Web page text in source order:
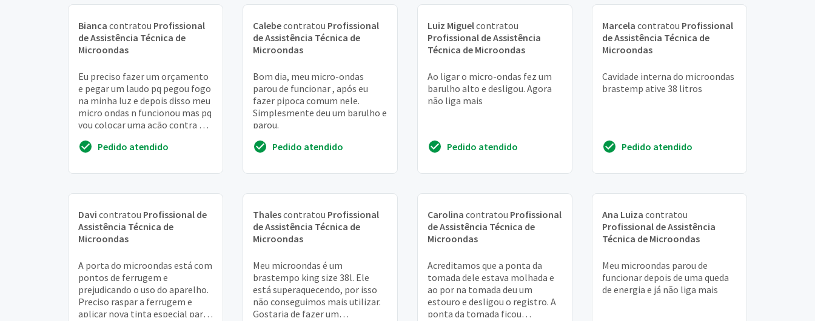
Bianca contratou Profissional
de Assistência Técnica de
Microondas
Eu preciso fazer um orçamento
e pegar um laudo pq pegou fogo
na minha luz e depois disso meu
micro ondas n funcionou mas pq
vou colocar uma ação contra a
Pedido atendido
Calebecontratou Profissional
de Assistência Técnica de
Microondas
Bom dia, meu micro-ondas
parou de funcionar , após eu
fazer pipoca comum nele.
Simplesmente deu um barulho e
parou.
Pedido atendido
Luiz Miguelcontratou
Profissional de Assistência
Técnica de Microondas
Ao ligar o micro-ondas fez um
barulho alto e desligou. Agora
não liga mais
Pedido atendido
Marcela contratou Profissional
de Assistência Técnica de
Microondas
Cavidade interna do microondas
brastemp ative 38 litros
Pedido atendido
Davi contratou Profissional de
Assistência Técnica de
Microondas
A porta do microondas está com
pontos de ferrugem e
prejudicando o uso do aparelho.
Preciso raspar a ferrugem e
aplicar nova tinta especial para
Thalescontratou Profissional
de Assistência Técnica de
Microondas
Meu microondas é um
brastempo king size 38l. Ele
está superaquecendo, por isso
não conseguimos mais utilizar.
Gostaria de fazer um
Carolina contratou Profissional
de Assistência Técnica de
Microondas
Acreditamos que a ponta da
tomada dele estava molhada e
ao por na tomada deu um
estouro e desligou o registro. A
ponta da tomada ficou
Ana Luiza contratou
Profissional de Assistência
Técnica de Microondas
Meu microondas parou de
funcionar depois de uma queda
de energia e já não liga mais